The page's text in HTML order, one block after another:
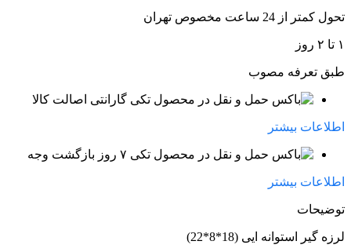
تحول کمتر از 24 ساعت مخصوص تهران
۱ تا ۲ روز
طبق تعرفه مصوب
گارانتی اصالت کالا
اطلاعات بیشتر
۷ روز بازگشت وجه
اطلاعات بیشتر
توضیحات
لرزه گیر استوانه ایی (18*8*22)